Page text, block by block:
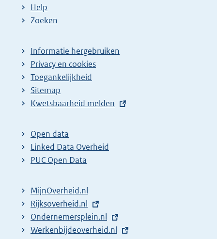
Help
Zoeken
Informatie hergebruiken
Privacy en cookies
Toegankelijkheid
Sitemap
E
t
e
r
l
i
n
k
Kwetsbaarheid melden
Open data
Linked Data Overheid
PUC Open Data
MijnOverheid.nl
E
x
t
Rijksoverheid.nl
E
x
Ondernemersplein.nl
E
Werkenbijdeoverheid.nl